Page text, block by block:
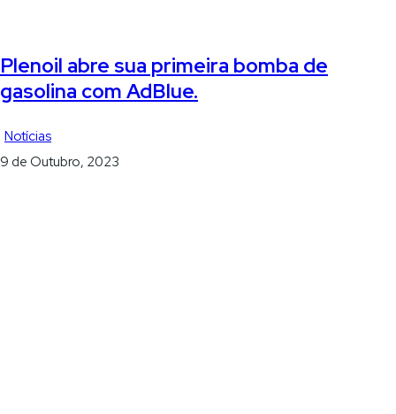
Plenoil abre sua primeira bomba de
gasolina com AdBlue.
Notícias
9 de Outubro, 2023